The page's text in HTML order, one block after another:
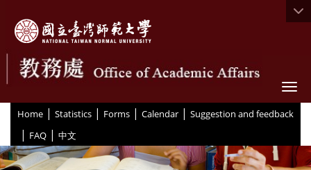
Home | Statistics | Forms | Calendar | Suggestion and feedback
| FAQ | 中文